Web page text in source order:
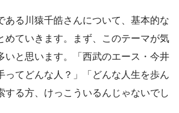
ある川猿千皓さんについて、基本的な
めていきます。まず、このテーマが気
いと思います。「西武のエース・今井
ってどんな人？」「どんな人生を歩ん
する方、けっこういるんじゃないでし